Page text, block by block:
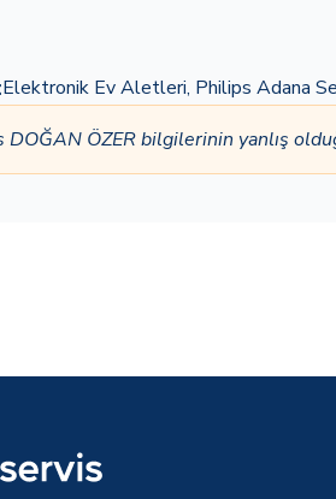
Elektronik Ev Aletleri, Philips Adana
ÖZER bilgilerinin yanlış